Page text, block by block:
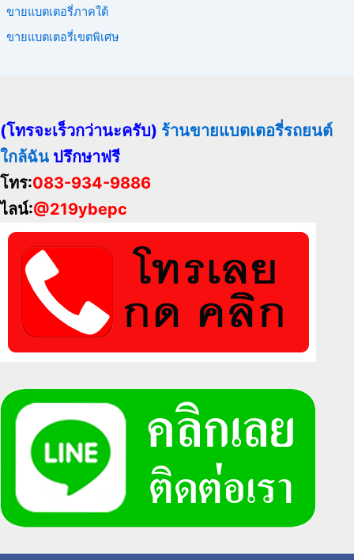
ขายแบตเตอรี่ภาคใต้
ขายแบตเตอรี่เขตพิเศษ
(โทรจะเร็วกว่านะครับ) ร้านขายแบตเตอรี่รถยนต์
ใกล้ฉัน ปรึกษาฟรี
โทร:083-934-9886
ไลน์:@219ybepc